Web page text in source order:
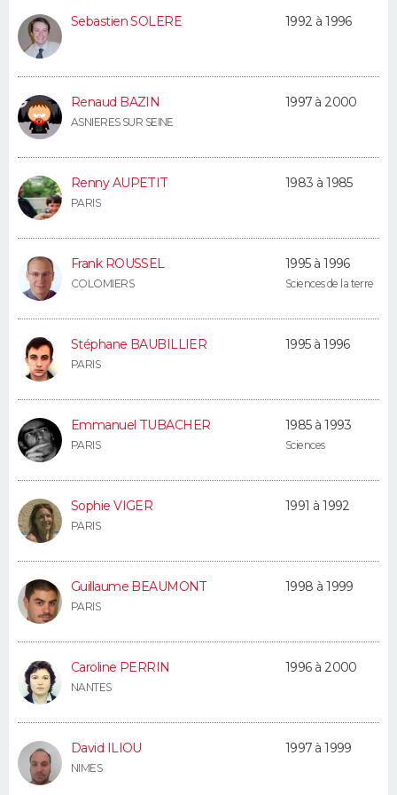
FORUM
Bricolage
Lifestyle
Culture
Sport
Auto
Television
Voyage
Cinema
Sebastien SOLERE 1992 à 1996
Renaud BAZIN
ASNIERES SUR SEINE
1997 à 2000
Renny AUPETIT
PARIS
1983 à 1985
Frank ROUSSEL
COLOMIERS
1995 à 1996
Sciences de la terre
Stéphane BAUBILLIER
PARIS
1995 à 1996
Emmanuel TUBACHER
PARIS
1985 à 1993
Sciences
Sophie VIGER
PARIS
1991 à 1992
Guillaume BEAUMONT
PARIS
1998 à 1999
Caroline PERRIN
NANTES
1996 à 2000
David ILIOU
NIMES
1997 à 1999